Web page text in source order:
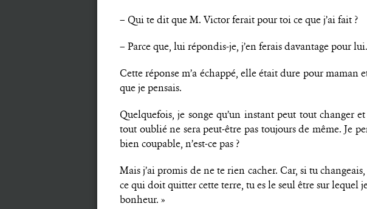
– Qui te dit que M. Victor ferait pour toi ce que j’ai fait ?
– Parce que, lui répondis-je, j’en ferais davantage pour lui.
Cette réponse m’a échappé, elle était dure pour maman
que je pensais.
Quelquefois, je songe qu’un instant peut tout changer
tout oublié ne sera peut-être pas toujours de même. Je
bien coupable, n’est-ce pas ?
Mais j’ai promis de ne te rien cacher. Car, si tu
ce qui doit quitter cette terre, tu es le seul être sur
bonheur. »